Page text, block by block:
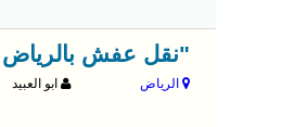
"نقل عفش بالرياض 0503559450 رمي أثاث قديم - تحميل وتنزيل"
الرياض ابو العبيد